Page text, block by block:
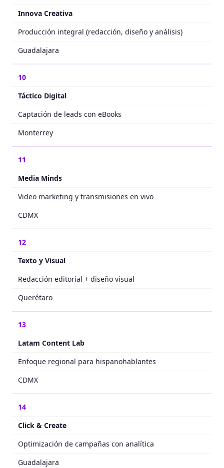
Innova Creativa
Producción integral (redacción, diseño y análisis)
Guadalajara
10
Táctico Digital
Captación de leads con eBooks
Monterrey
11
Media Minds
Video marketing y transmisiones en vivo
CDMX
12
Texto y Visual
Redacción editorial + diseño visual
Querétaro
13
Latam Content Lab
Enfoque regional para hispanohablantes
CDMX
14
Click & Create
Optimización de campañas con analítica
Guadalajara